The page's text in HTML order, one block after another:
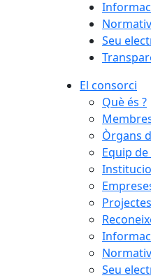
Seu
El consorci
Què és ?
Òrgans
Equip
Projectes
Seu